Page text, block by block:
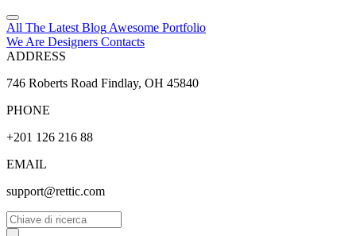
All The Latest Blog Awesome Portfolio
We Are Designers Contacts
ADDRESS
746 Roberts Road Findlay, OH 45840
PHONE
+201 126 216 88
EMAIL
support@rettic.com
Cerca